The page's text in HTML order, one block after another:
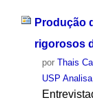
Produção
rigorosos
por Thais
USP Analisa